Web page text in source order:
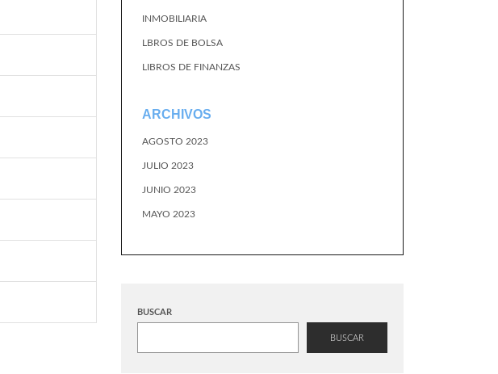
INMOBILIARIA
LBROS DE BOLSA
LIBROS DE FINANZAS
ARCHIVOS
AGOSTO 2023
JULIO 2023
JUNIO 2023
MAYO 2023
BUSCAR
BUSCAR